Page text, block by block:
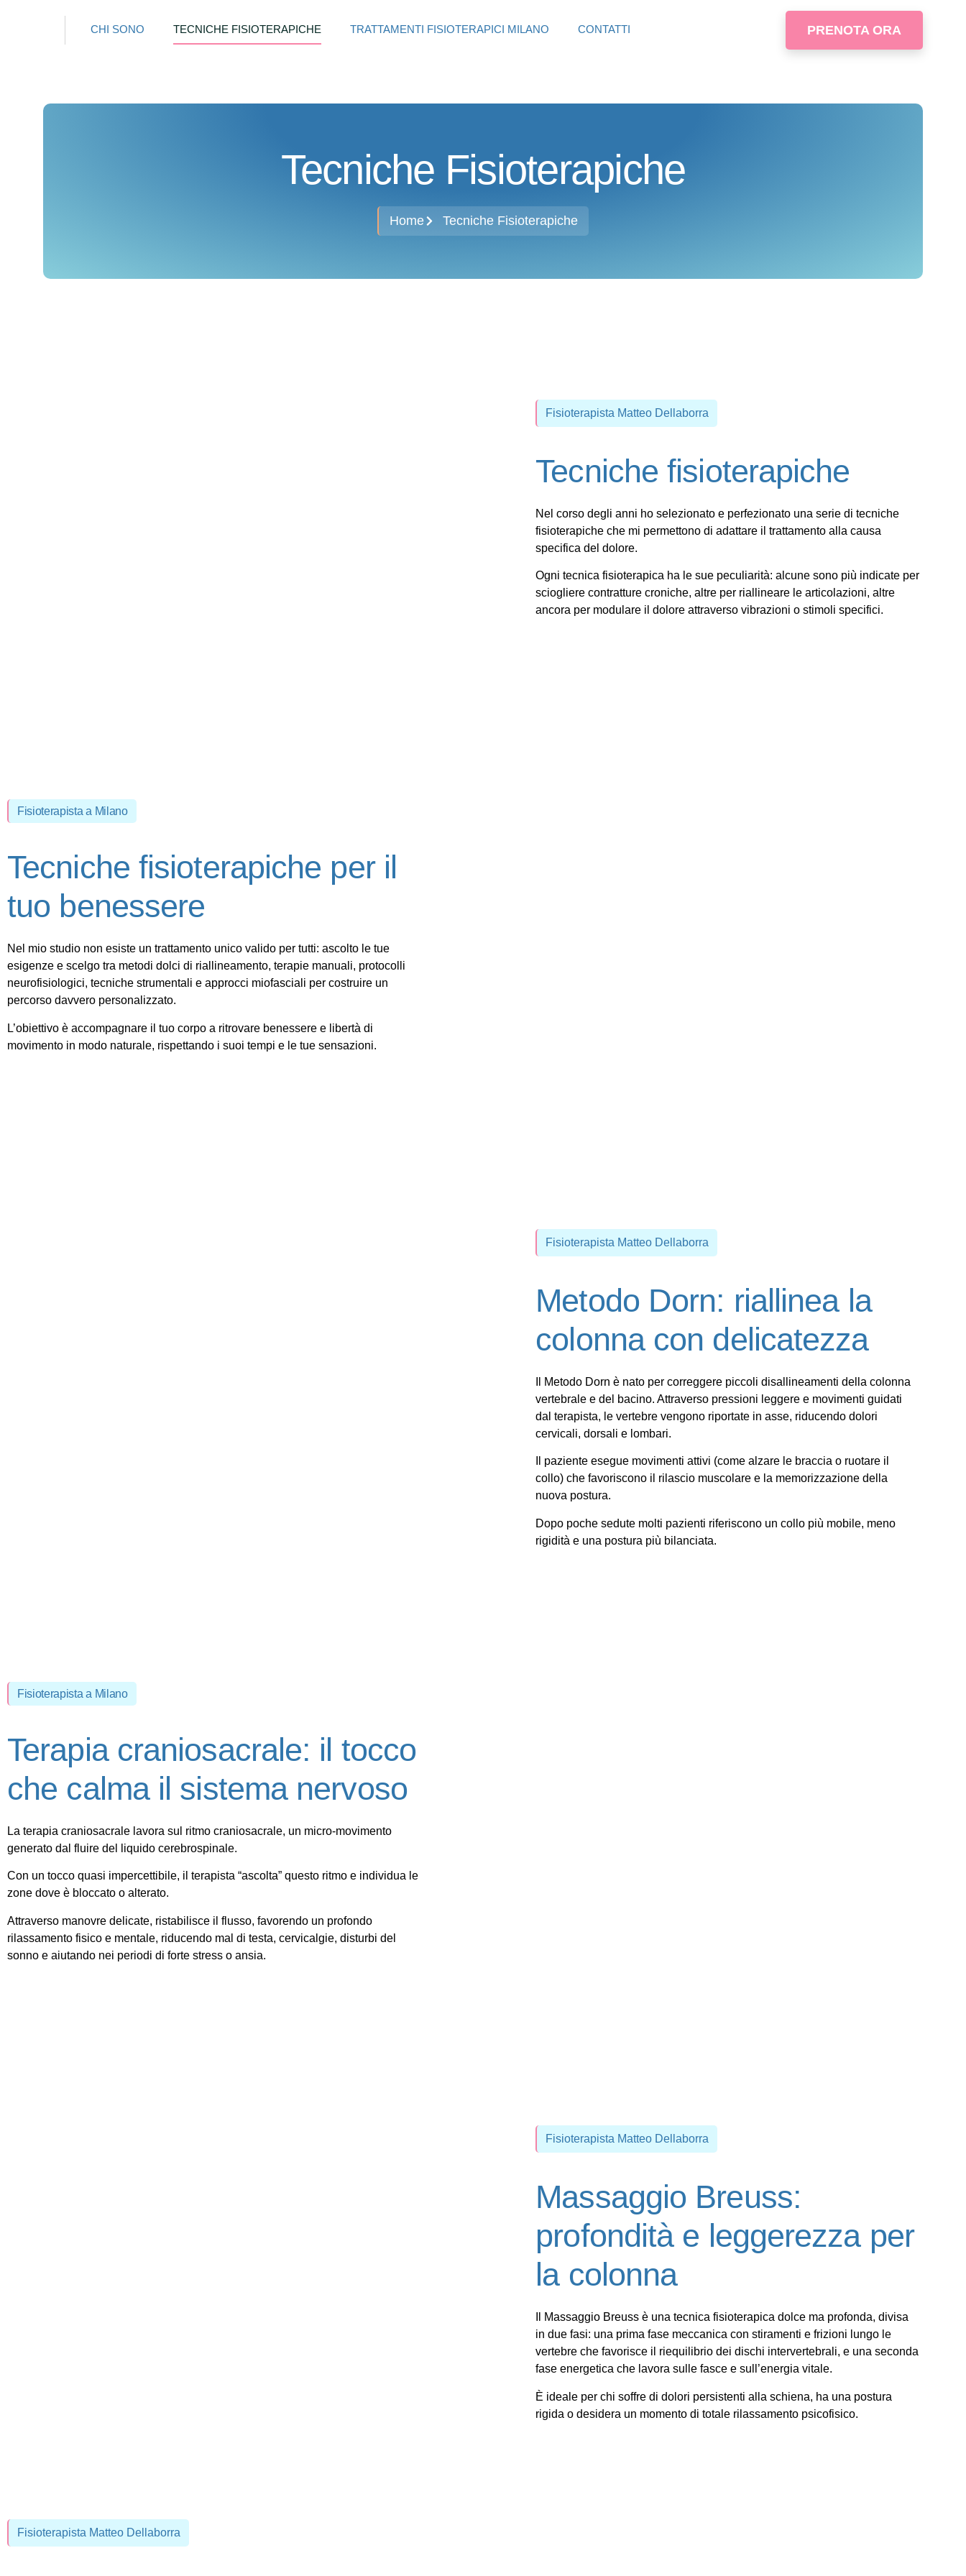
CHI SONO TECNICHE FISIOTERAPICHE TRATTAMENTI FISIOTERAPICI MILANO CONTATTI PRENOTA ORA
Tecniche Fisioterapiche
Home Tecniche Fisioterapiche
Fisioterapista Matteo Dellaborra
Tecniche fisioterapiche
Nel corso degli anni ho selezionato e perfezionato una serie ditecniche
fisioterapiche che mi permettono di adattare il trattamento alla causa
specifica del dolore.
Ognitecnica fisioterapica ha le sue peculiarità: alcune sono più indicate per
sciogliere contratture croniche, altre per riallineare le articolazioni, altre
ancora per modulare il dolore attraverso vibrazioni o stimoli specifici.
Fisioterapista a Milano
Tecniche fisioterapiche per il
tuo benessere
Nel mio studio non esiste un trattamento unico valido per tutti: ascolto le tue
esigenze e scelgo tra metodi dolci di riallineamento, terapie manuali, protocolli
neurofisiologici, tecniche strumentali e approcci miofasciali per costruire un
percorso davvero personalizzato.
L’obiettivo è accompagnare il tuo corpo a ritrovare benessere e libertà di
movimento in modo naturale, rispettando i suoi tempi e le tue sensazioni.
Fisioterapista Matteo Dellaborra
Metodo Dorn: riallinea la
colonna con delicatezza
Metodo Dorn è nato per correggere piccoli disallineamenti della colonna
vertebrale e del bacino. Attraverso pressioni leggere e movimenti guidati
dal terapista, le vertebre vengono riportate in asse, riducendo dolori
cervicali, dorsali e lombari.
Il paziente esegue movimenti attivi (come alzare le braccia o ruotare il
collo) che favoriscono il rilascio muscolare e la memorizzazione della
nuova postura.
Dopo poche sedute molti pazienti riferiscono un collo più mobile, meno
rigidità e una postura più bilanciata.
Fisioterapista a Milano
Terapia craniosacrale: il tocco
che calma il sistema nervoso
La terapia craniosacrale lavora sul ritmo craniosacrale, un micro‑movimento
generato dal fluire del liquido cerebrospinale.
Con un tocco quasi impercettibile, il terapista “ascolta” questo ritmo e individua le
zone dove è bloccato o alterato.
Attraverso manovre delicate, ristabilisce il flusso, favorendo un profondo
rilassamento fisico e mentale, riducendo mal di testa, cervicalgie, disturbi del
sonno e aiutando nei periodi di forte stress o ansia.
Fisioterapista Matteo Dellaborra
Massaggio Breuss:
profondità e leggerezza per
la colonna
Massaggio Breuss è una tecnica fisioterapica dolce ma profonda, divisa
in due fasi: una primafase meccanica con stiramenti e frizioni lungo le
vertebre che favorisce il riequilibrio dei dischi intervertebrali, e una seconda
fase energetica che lavora sulle fasce e sull’energia vitale.
È ideale per chi soffre di dolori persistenti alla schiena, ha una postura
rigida o desidera un momento di totale rilassamento psicofisico.
Fisioterapista Matteo Dellaborra